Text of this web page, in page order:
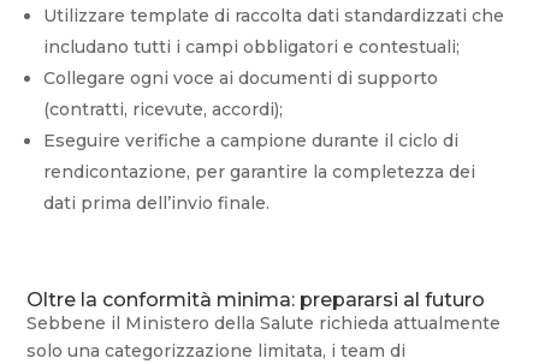
Utilizzare template di raccolta dati standardizzati che
includano tutti i campi obbligatori e contestuali;
Collegare ogni voce ai documenti di supporto
(contratti, ricevute, accordi);
Eseguire verifiche a campione durante il ciclo di
rendicontazione, per garantire la completezza dei
dati prima dell’invio finale.
Oltre la conformità minima: prepararsi al futuro
Sebbene il Ministero della Salute richieda attualmente
solo una categorizzazione limitata, i team di